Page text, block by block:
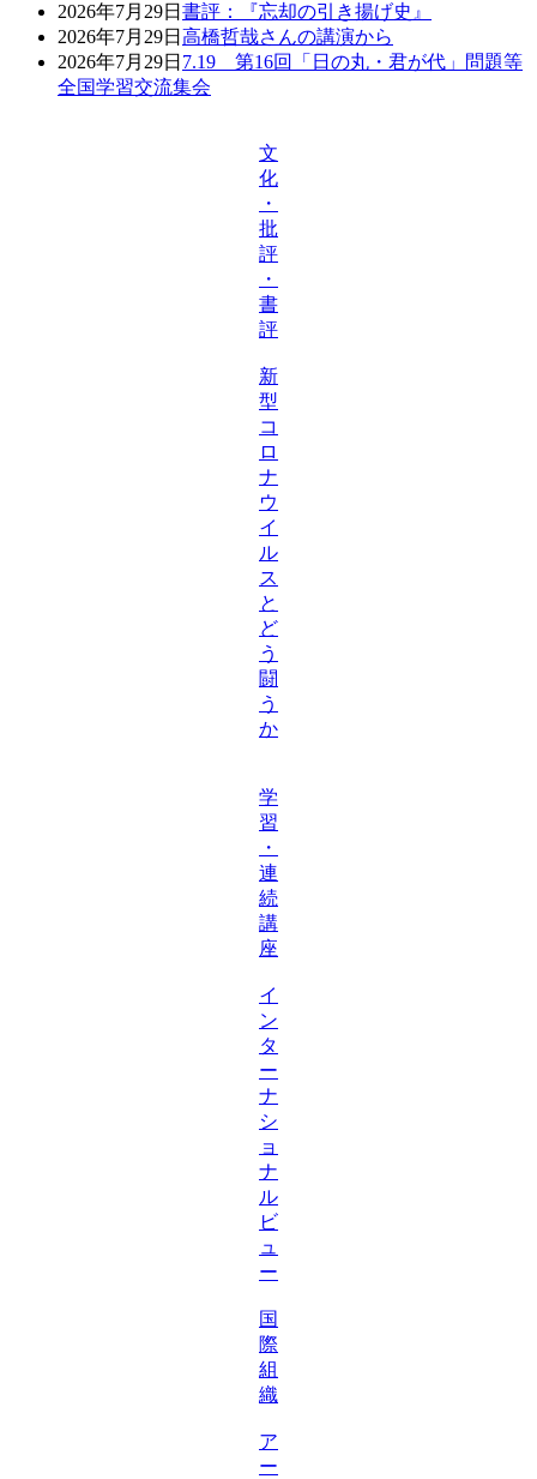
2026年7月29日 書評：『忘却の引き揚げ史』
2026年7月29日 高橋哲哉さんの講演から
2026年7月29日 7.19 第16回「日の丸・君が代」問題等
全国学習交流集会
文
化
・
批
評
・
書
評
新
型
コ
ロ
ナ
ウ
イ
ル
ス
と
ど
う
闘
う
か
学
習
・
連
続
講
座
イ
ン
タ
ー
ナ
シ
ョ
ナ
ル
ビ
ュ
ー
国
際
組
織
ア
ー